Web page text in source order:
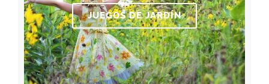
JUEGOS DE JARDÍN